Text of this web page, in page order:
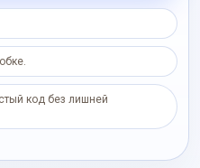
код без лишней